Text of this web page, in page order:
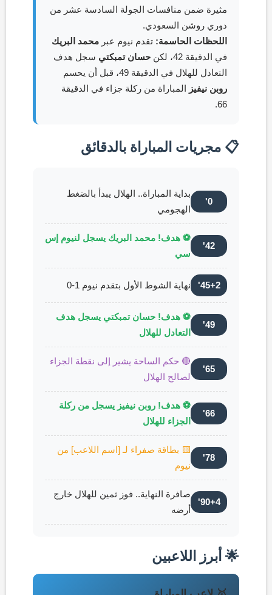
مثيرة ضمن منافسات الجولة السادسة عشر من
دوري روشن السعودي.
اللحظات الحاسمة: تقدم نيوم عبر محمد البريك
في الدقيقة 42، لكن
حسان تمبكتي سجل هدف
التعادل للهلال في الدقيقة 49، قبل أن يحسم
روبن نيفيز المباراة من ركلة جزاء في الدقيقة
66.
📋 مجريات المباراة بالدقائق
0'
بداية المباراة.. الهلال يبدأ بالضغط
الهجومي
42'
⚽ هدف! محمد البريك يسجل لنيوم إس
سي
45+2' نهاية الشوط الأول بتقدم نيوم 1-0
49'
⚽ هدف! حسان تمبكتي يسجل هدف
التعادل للهلال
65'
🔴 حكم الساحة يشير إلى نقطة الجزاء
لصالح الهلال
66'
⚽ هدف! روبن نيفيز يسجل من ركلة
الجزاء للهلال
78'
🟨 بطاقة صفراء لـ [اسم اللاعب] من
نيوم
90+4'
صافرة النهاية.. فوز ثمين للهلال خارج
أرضه
🌟 أبرز اللاعبين